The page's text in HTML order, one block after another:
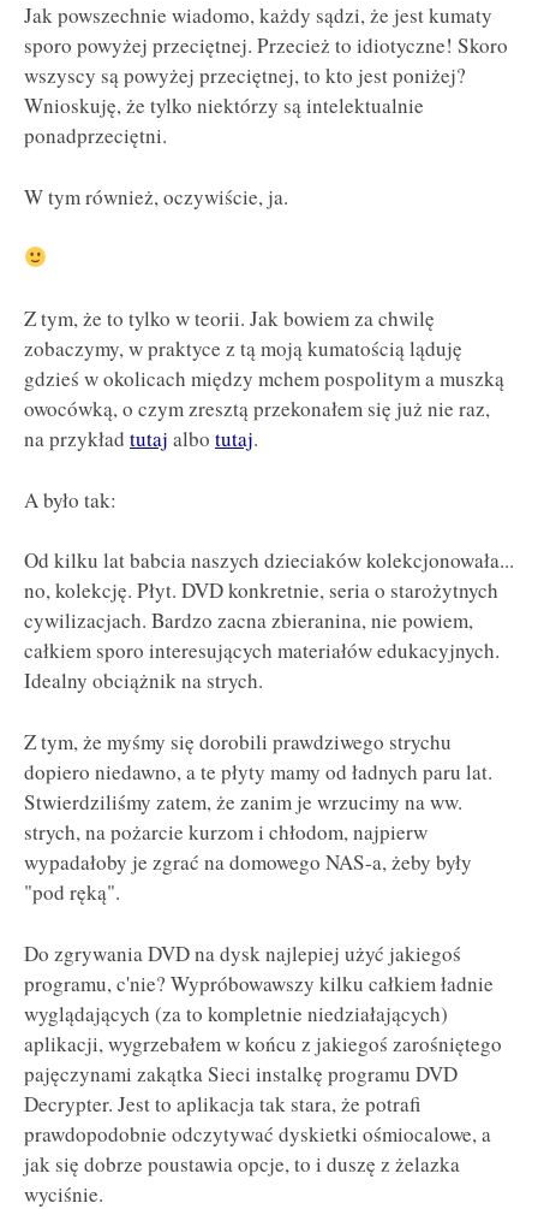
Jak powszechnie wiadomo, każdy sądzi, że jest kumaty
sporo powyżej przeciętnej. Przecież to idiotyczne! Skoro
wszyscy są powyżej przeciętnej, to kto jest poniżej?
Wnioskuję, że tylko niektórzy są intelektualnie
ponadprzeciętni.
W tym również, oczywiście, ja.
Z tym, że to tylko w teorii. Jak bowiem za chwilę
zobaczymy, w praktyce z tą moją kumatością ląduję
gdzieś w okolicach między mchem pospolitym a muszką
owocówką, o czym zresztą przekonałem się już nie raz,
na przykład tutaj albo tutaj.
A było tak:
Od kilku lat babcia naszych dzieciaków kolekcjonowała...
no, kolekcję. Płyt. DVD konkretnie, seria o starożytnych
cywilizacjach. Bardzo zacna zbieranina, nie powiem,
całkiem sporo interesujących materiałów edukacyjnych.
Idealny obciążnik na strych.
Z tym, że myśmy się dorobili prawdziwego strychu
dopiero niedawno, a te płyty mamy od ładnych paru lat.
Stwierdziliśmy zatem, że zanim je wrzucimy na ww.
strych, na pożarcie kurzom i chłodom, najpierw
wypadałoby je zgrać na domowego NAS-a, żeby były
"pod ręką".
Do zgrywania DVD na dysk najlepiej użyć jakiegoś
programu, c'nie? Wypróbowawszy kilku całkiem ładnie
wyglądających (za to kompletnie niedziałających)
aplikacji, wygrzebałem w końcu z jakiegoś zarośniętego
pajęczynami zakątka Sieci instalkę programu DVD
Decrypter. Jest to aplikacja tak stara, że potrafi
prawdopodobnie odczytywać dyskietki ośmiocalowe, a
jak się dobrze poustawia opcje, to i duszę z żelazka
wyciśnie.